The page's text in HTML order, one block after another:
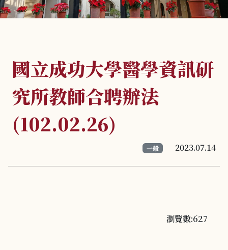
國立成功大學醫學資訊研
究所教師合聘辦法
(102.02.26)
一般 2023.07.14
瀏覽數:627